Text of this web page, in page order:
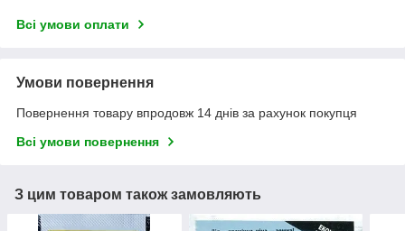
Всі умови оплати
Умови повернення
Повернення товару впродовж 14 днів за рахунок покупця
Всі умови повернення
З цим товаром також замовляють